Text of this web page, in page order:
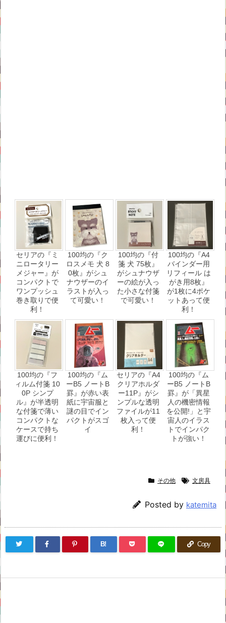
セリアの『ミ
ニロータリー
メジャー』が
コンパクトで
ワンプッシュ
巻き取りで便
利！
100均の『ク
ロスメモ 犬 8
0枚』がシュ
ナウザーのイ
ラストが入っ
て可愛い！
100均の『付
箋 犬 75枚』
がシュナウザ
ーの絵が入っ
た小さな付箋
で可愛い！
100均の『A4
バインダー用
リフィール は
がき用8枚』
が1枚に4ポケ
ットあって便
利！
100均の『フ
ィルム付箋 10
0P シンプ
ル』が半透明
な付箋で薄い
コンパクトな
ケースで持ち
運びに便利！
100均の『ム
ーB5 ノートB
罫』が赤い表
紙に宇宙服と
謎の目でイン
パクトがスゴ
イ
セリアの『A4
クリアホルダ
ー11P』がシ
ンプルな透明
ファイルが11
枚入って便
利！
100均の『ム
ーB5 ノートB
罫』が「異星
人の機密情報
を公開!」と宇
宙人のイラス
トでインパク
トが強い！
その他 文房具
Posted by katemita
B! Copy